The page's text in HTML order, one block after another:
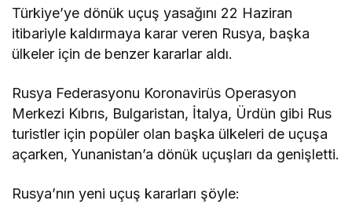
Türkiye’ye dönük uçuş yasağını 22 Haziran
itibariyle kaldırmaya karar veren Rusya, başka
ülkeler için de benzer kararlar aldı.
Rusya Federasyonu Koronavirüs Operasyon
Merkezi Kıbrıs, Bulgaristan, İtalya, Ürdün gibi Rus
turistler için popüler olan başka ülkeleri de uçuşa
açarken, Yunanistan’a dönük uçuşları da genişletti.
Rusya’nın yeni uçuş kararları şöyle: